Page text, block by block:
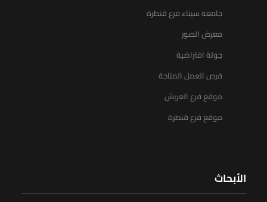
جامعة سيناء فرع قنطرة
معرض الصور
جولة افتراضية
فرص العمل المتاحة
موقع فرع العريش
موقع فرع قنطرة
الأبحاث